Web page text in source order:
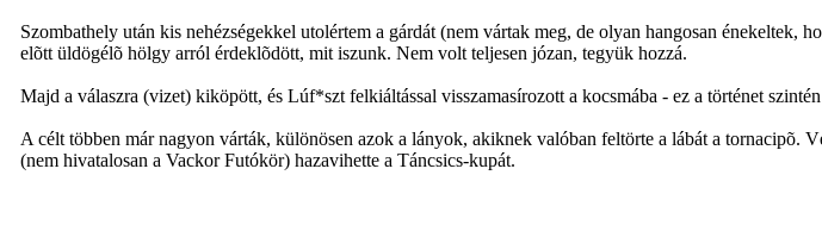
Szombathely után kis nehézségekkel utolértem a gárdát (nem vártak meg, de olyan hangosan énekeltek,
elõtt üldögélõ hölgy arról érdeklõdött, mit iszunk. Nem volt teljesen józan, tegyük hozzá.
Majd a válaszra (vizet) kiköpött, és Lúf*szt felkiáltással visszamasírozott a kocsmába - ez a történet
A célt többen már nagyon várták, különösen azok a lányok, akiknek valóban feltörte a lábát a
(nem hivatalosan a Vackor Futókör) hazavihette a Táncsics-kupát.